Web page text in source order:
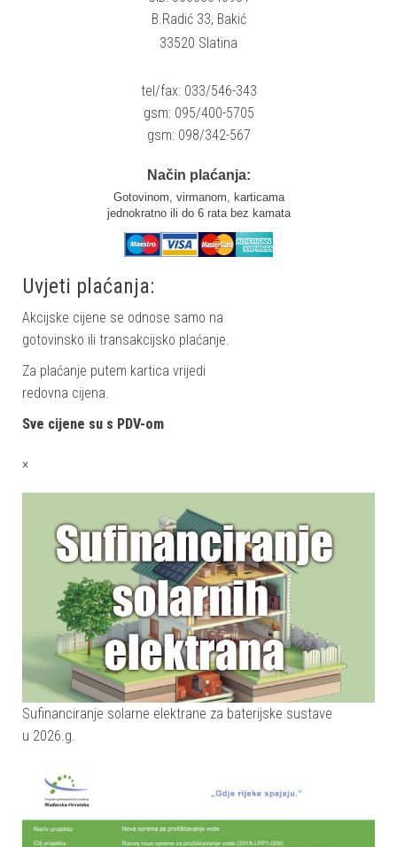
B.Radić 33, Bakić
33520 Slatina
tel/fax: 033/546-343
gsm: 095/400-5705
gsm: 098/342-567
Način plaćanja:
Gotovinom, virmanom, karticama
jednokratno ili do 6 rata bez kamata
Uvjeti plaćanja:
Akcijske cijene se odnose samo na
gotovinsko ili transakcijsko plaćanje.
Za plaćanje putem kartica vrijedi
redovna cijena.
Sve cijene su s PDV-om
×
Sufinanciranje solarne elektrane za baterijske sustave
u 2026.g.